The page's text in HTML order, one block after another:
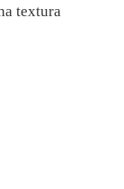
textura